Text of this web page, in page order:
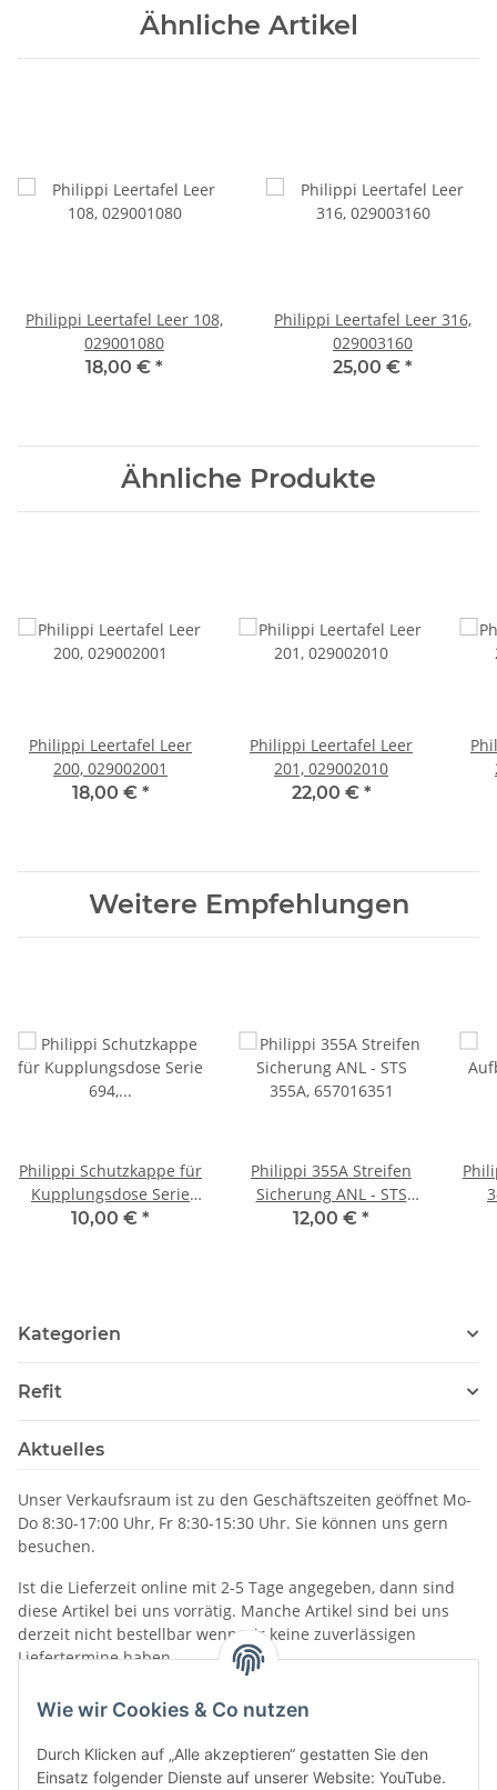
Wie wir Cookies & Co nutzen
Durch Klicken auf „Alle akzeptieren“ gestatten Sie den
Einsatz folgender Dienste auf unserer Website: YouTube.
Ähnliche Artikel
Philippi Leertafel Leer 108,
029001080
18,00 € *
Philippi Leertafel Leer 316,
029003160
25,00 € *
Ähnliche Produkte
Philippi Leertafel Leer
200, 029002001
18,00 € *
Philippi Leertafel Leer
201, 029002010
22,00 € *
Weitere Empfehlungen
Philippi Schutzkappe für
Kupplungsdose Serie
694, 404261700
10,00 € *
Philippi 355A Streifen
Sicherung ANL - STS
355A, 657016351
12,00 € *
Kategorien
Refit
Aktuelles
Unser Verkaufsraum ist zu den Geschäftszeiten geöffnet Mo-
Do 8:30-17:00 Uhr, Fr 8:30-15:30 Uhr. Sie können uns gern
besuchen.
Ist die Lieferzeit online mit 2-5 Tage angegeben, dann sind
diese Artikel bei uns vorrätig. Manche Artikel sind bei uns
derzeit nicht bestellbar wenn wir keine zuverlässigen
Liefertermine haben.
Informationen